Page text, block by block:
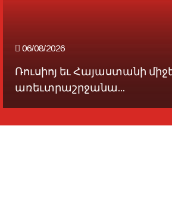
06/08/2026
Ռուսիոյ եւ Հայաստանի
առեւտրաշրջանա...